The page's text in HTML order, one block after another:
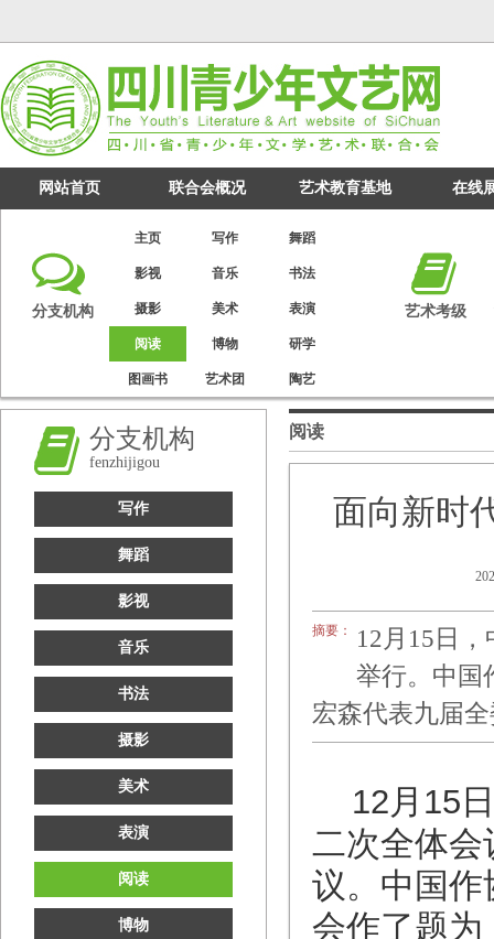
网站首页 联合会概况 艺术教育基地 在线
分支机构
主页 写作 舞蹈
影视 音乐 书法
摄影 美术 表演
阅读 博物 研学
图画书 艺术团 陶艺
艺术考级
分支机构
fenzhijigou
写作
舞蹈
影视
音乐
书法
摄影
美术
表演
阅读
博物
阅读
面向新时
摘要：
12月15日
举行。中国
宏森代表九届
12月15
二次全体会
议。中国作
会作了题